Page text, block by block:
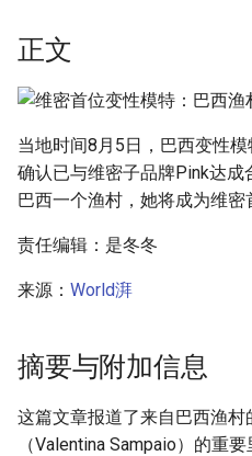
a
l
i
z
n
g
e
a
附加信息 [Processed Page
正文
当地时间8月5日，巴西变性
确认已与维密子品牌Pink达
巴西一个渔村，她将成为维密
责任编辑：是冬冬
来源： World湃
摘要与附加信息
这篇文章报道了来自巴西渔村
（Valentina Sampaio）的重